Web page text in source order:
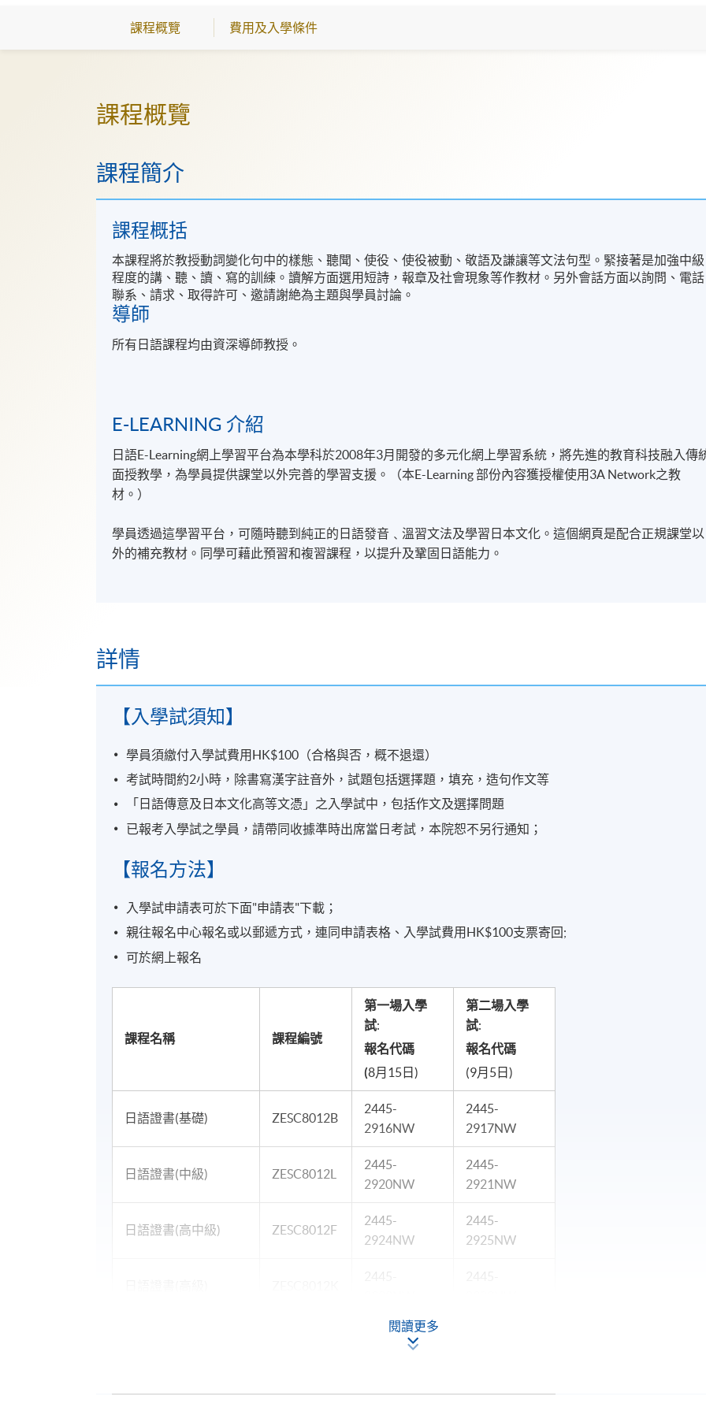
課程概覽 費用及入學條件
課程概覽
課程簡介
課程概括
本課程將於教授動詞變化句中的樣態、聽聞、使役、使役被動、敬語及謙讓等文法句型。緊接著是加強中級
程度的講、聽、讀、寫的訓練。讀解方面選用短詩，報章及社會現象等作教材。另外會話方面以詢問、電話
聯系、請求、取得許可、邀請謝絶為主題與學員討論。
導師
所有日語課程均由資深導師教授。
E-LEARNING 介紹
日語E-Learning網上學習平台為本學科於2008年3月開發的多元化網上學習系統，將先進的教育科技融入傳
面授教學，為學員提供課堂以外完善的學習支援。（本E-Learning 部份內容獲授權使用3A Network之教
材。）
學員透過這學習平台，可隨時聽到純正的日語發音﹑溫習文法及學習日本文化。這個網頁是配合正規課堂以
外的補充教材。同學可藉此預習和複習課程，以提升及鞏固日語能力。
詳情
【入學試須知】
學員須繳付入學試費用HK$100（合格與否，概不退還）
考試時間約2小時，除書寫漢字註音外，試題包括選擇題，填充，造句作文等
「日語傳意及日本文化高等文憑」之入學試中，包括作文及選擇問題
已報考入學試之學員，請帶同收據準時出席當日考試，本院恕不另行通知；
【報名方法】
入學試申請表可於下面"申請表"下載；
親往報名中心報名或以郵遞方式，連同申請表格、入學試費用HK$100支票寄回;
可於網上報名
課程名稱 課程編號
第一場入學
試:
報名代碼
(8月15日)
第二場入學
試:
報名代碼
(9月5日)
日語證書(基礎) ZESC8012B
2445-
2916NW
2445-
2917NW
日語證書(中級) ZESC8012L
2445-
2920NW
2445-
2921NW
日語證書(高中級) ZESC8012F
2445-
2924NW
2445-
2925NW
閱讀更多